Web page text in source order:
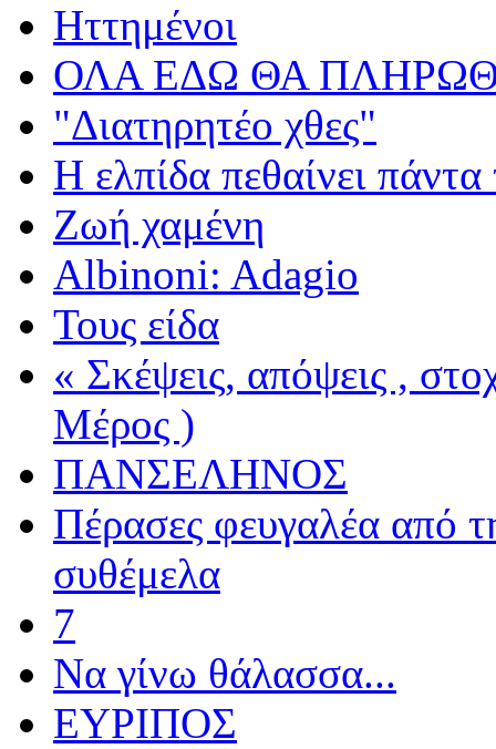
Ηττημένοι
ΟΛΑ ΕΔΩ ΘΑ
"Διατηρητέο χθες"
Η ελπίδα πεθαίνει πάντα
Ζωή χαμένη
Albinoni: Adagio
Τους είδα
« Σκέψεις, απόψεις ,
Μέρος )
ΠΑΝΣΕΛΗΝΟΣ
Πέρασες φευγαλέα από
συθέμελα
7
Να γίνω θάλασσα...
ΕΥΡΙΠΟΣ